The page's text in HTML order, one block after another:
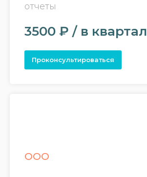
отчеты
3500 ₽ / в квартал
Проконсультироваться
ООО